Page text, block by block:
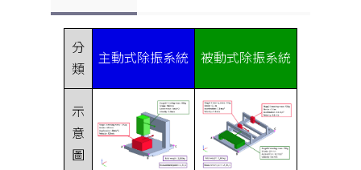
分
類
主動式除振系統 被動式除振系統
示
意
圖